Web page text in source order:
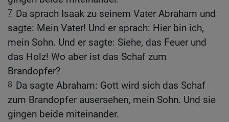
7 Da sprach Isaak zu seinem Vater Abraham und
sagte: Mein Vater! Und er sprach: Hier bin ich,
mein Sohn. Und er sagte: Siehe, das Feuer und
das Holz! Wo aber ist das Schaf zum
Brandopfer?
8 Da sagte Abraham: Gott wird sich das Schaf
zum Brandopfer ausersehen, mein Sohn. Und sie
gingen beide miteinander.